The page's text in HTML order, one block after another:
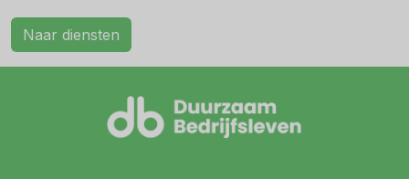
Naar diensten